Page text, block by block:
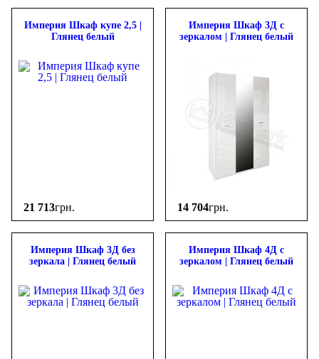
Империя Шкаф купе 2,5 |
Глянец белый
21 713грн.
Империя Шкаф 3Д c
зеркалом | Глянец белый
14 704грн.
Империя Шкаф 3Д без
зеркала | Глянец белый
Империя Шкаф 4Д с
зеркалом | Глянец белый